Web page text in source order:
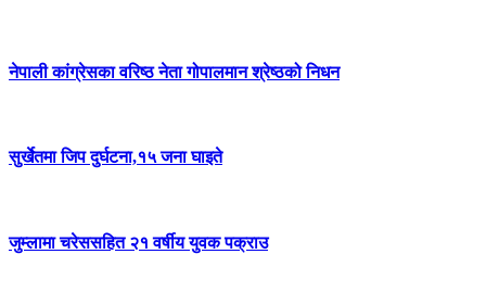
नेपाली कांग्रेसका वरिष्ठ नेता गोपालमान श्रेष्ठको निधन
सुर्खेतमा जिप दुर्घटना,१५ जना घाइते
जुम्लामा चरेससहित २१ वर्षीय युवक पक्राउ